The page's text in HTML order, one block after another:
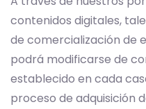
contenidos digitales,
de comercialización de
podrá modificarse de
establecido en cada
proceso de adquisición